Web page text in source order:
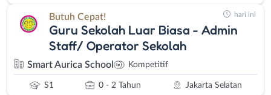
Butuh Cepat!
Guru Sekolah Luar Biasa - Admin
Staff/ Operator Sekolah
Smart Aurica School Kompetitif
S1 0 - 2 Tahun Jakarta Selatan
hari ini